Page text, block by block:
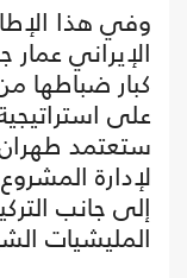
وفي هذا
الإيراني
كبار ضباطها
على
ستعتمد
لإدارة
إلى جانب
المليشيات